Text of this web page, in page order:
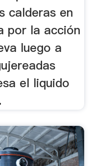
calderas en
por la acción
luego a
el liquido